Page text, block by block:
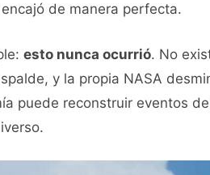
de manera perfecta.
esto nunca ocurrió. No
y la propia NASA
puede reconstruir eventos